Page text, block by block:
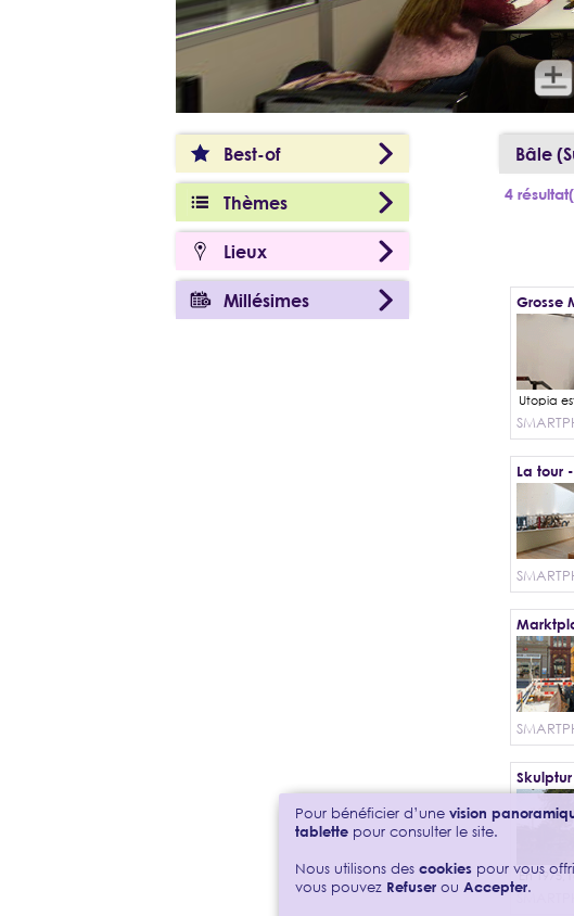
Best-of
Thèmes
Lieux
Millésimes
Bâle
4
Grosse
La tour
Pour bénéficier d’une vision
tablette pour consulter le site.
Nous utilisons des cookies pour vous
vous pouvez Refuser ou Accepter.